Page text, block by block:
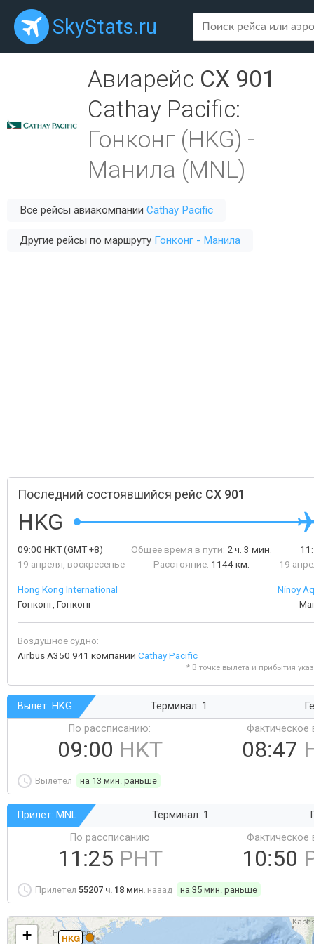
SkyStats.ru
Авиарейс CX 901
Cathay Pacific:
Гонконг (HKG) -
Манила (MNL)
Все рейсы авиакомпании Cathay Pacific
Другие рейсы по маршруту Гонконг - Манила
Последний состоявшийся рейс CX 901
HKG
09:00 HKT(GMT +8)
19 апреля, воскресенье
Общее время в пути: 2 ч. 3 мин.
Расстояние: 1144 км.
19
Hong Kong International
Гонконг, Гонконг
Ninoy
Воздушное судно:
Airbus A350 941 компании Cathay Pacific
* В точке вылета и прибытия
Вылет: HKG Терминал: 1
По рассписанию:
09:00 HKT
Фактическое
08:47
Вылетел на 13 мин. раньше
Прилет: MNL Терминал: 1
По рассписанию
11:25 PHT
Фактическое
10:50
Прилетел 55207 ч. 18 мин. назад на 35 мин. раньше
HKG
+